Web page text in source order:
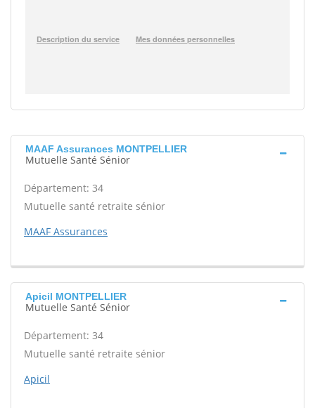
MAAF Assurances MONTPELLIER
Mutuelle Santé Sénior
Département: 34
Mutuelle santé retraite sénior
MAAF Assurances
Apicil MONTPELLIER
Mutuelle Santé Sénior
Département: 34
Mutuelle santé retraite sénior
Apicil